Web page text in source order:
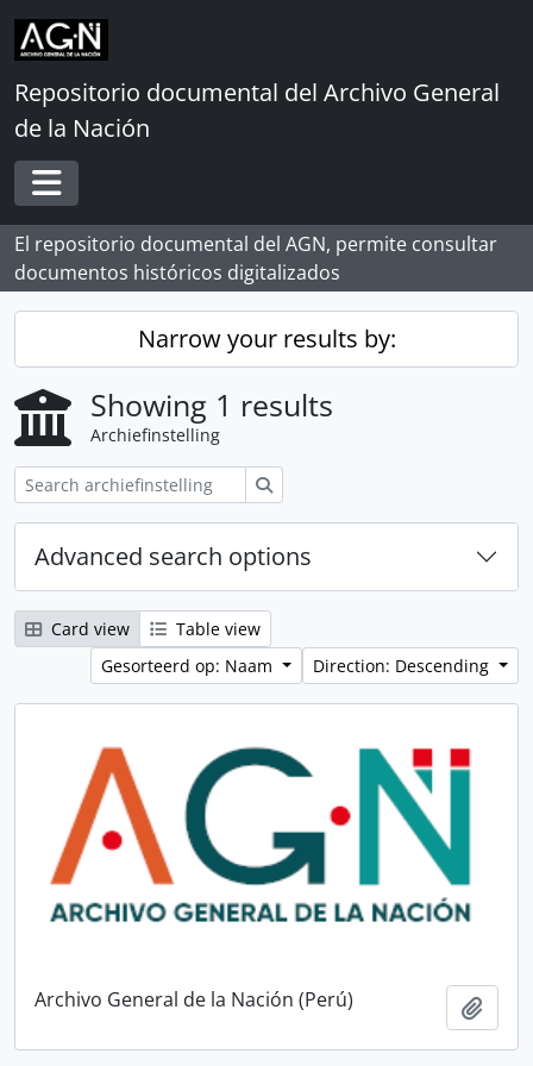
Skip to main content
Repositorio documental del Archivo General
de la Nación
Toggle navigation
El repositorio documental del AGN, permite consultar
documentos históricos digitalizados
Narrow your results by:
Showing 1 results
Archiefinstelling
Advanced search options
Card view
Table view
Gesorteerd op: Naam
Direction: Descending
Archivo General de la Nación (Perú)